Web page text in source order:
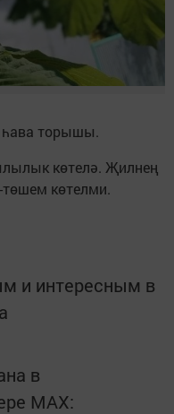
һава торышы.
көтелә. Җилнең
көтелми.
и интересным в
в
MАХ: